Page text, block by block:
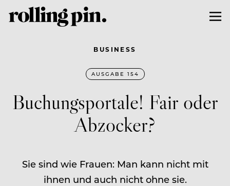
BUSINESS
AUSGABE 154
Buchungsportale! Fair oder
Abzocker?
Sie sind wie Frauen: Man kann nicht mit
ihnen und auch nicht ohne sie.